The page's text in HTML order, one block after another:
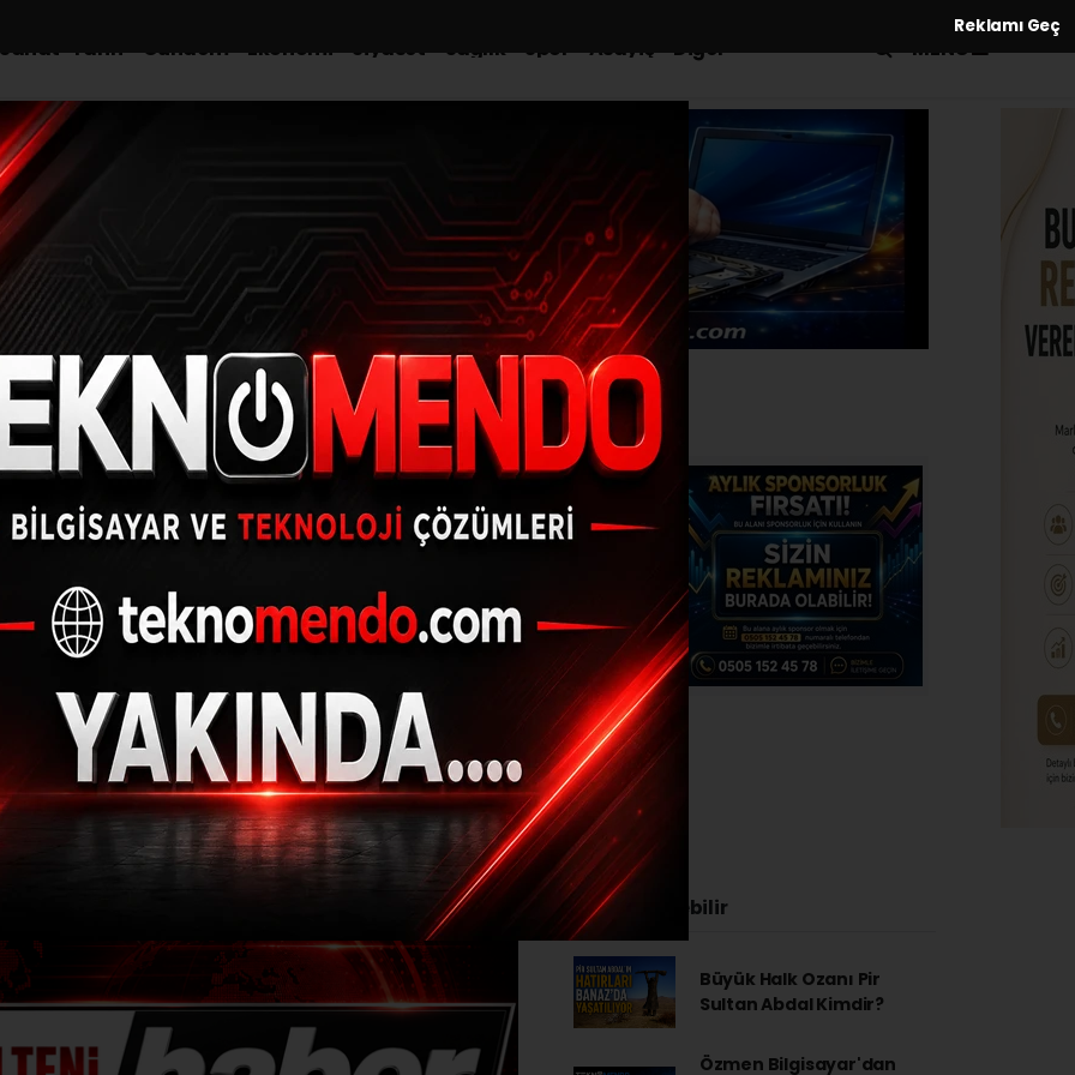
Reklamı Geç
Tarih Gündem Ekonomi Siyaset Sağlık Spor Asayiş Diğer MENÜ
Yurtta hava durumu
(İHA) - İhlas Haber Ajansı | 31.07.2024 - 09:00, Güncelleme: 31.07.2024 - 08:45
İlginizi Çekebilir
Büyük Halk Ozanı Pir
Sultan Abdal Kimdir?
Özmen Bilgisayar'dan